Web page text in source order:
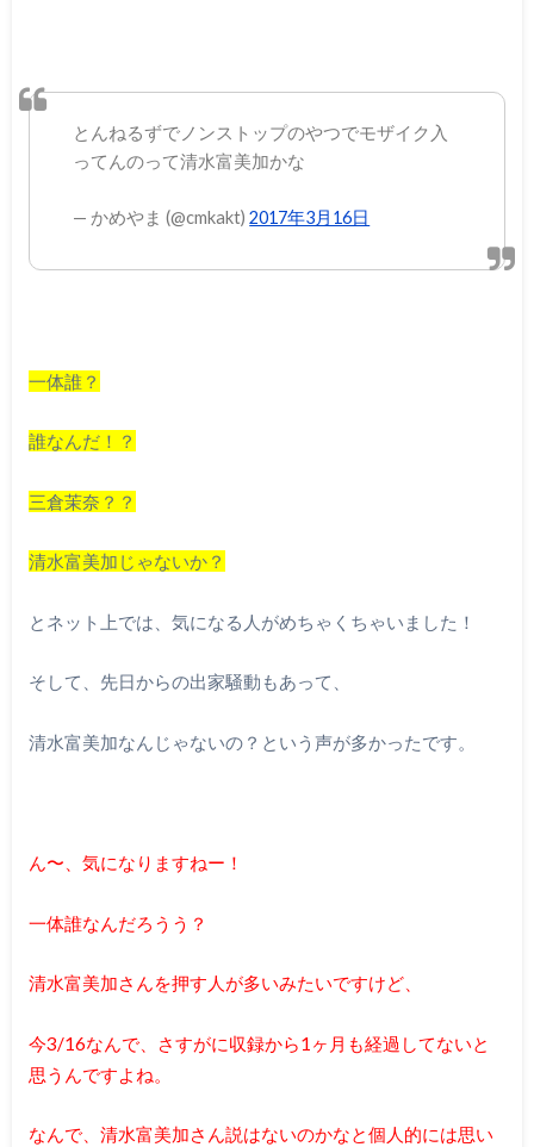
とんねるずでノンストップのやつでモザイク入
ってんのって清水富美加かな
— かめやま (@cmkakt)2017年3月16日
一体誰？
誰なんだ！？
三倉茉奈？？
清水富美加じゃないか？
とネット上では、気になる人がめちゃくちゃいました！
そして、先日からの出家騒動もあって、
清水富美加なんじゃないの？という声が多かったです。
ん〜、気になりますねー！
一体誰なんだろうう？
清水富美加さんを押す人が多いみたいですけど、
今3/16なんで、さすがに収録から1ヶ月も経過してないと
思うんですよね。
なんで、清水富美加さん説はないのかなと個人的には思い